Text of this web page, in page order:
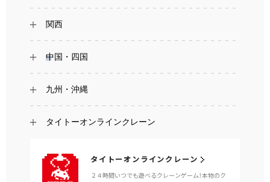
関西
中国・四国
九州・沖縄
タイトーオンラインクレーン
タイトーオンラインクレーン
２４時間いつでも遊べるクレーンゲーム！本物のク